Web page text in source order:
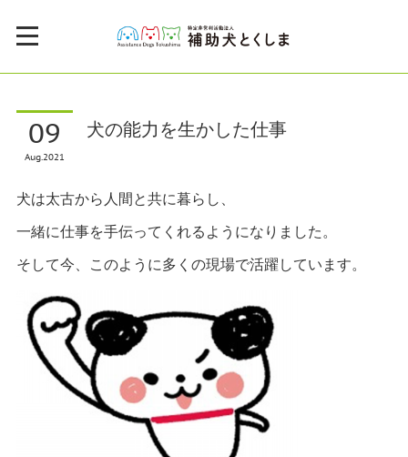
09
Aug2021
犬の能力を生かした仕事
犬は太古から人間と共に暮らし、
一緒に仕事を手伝ってくれるようになりました。
そして今、このように多くの現場で活躍しています。